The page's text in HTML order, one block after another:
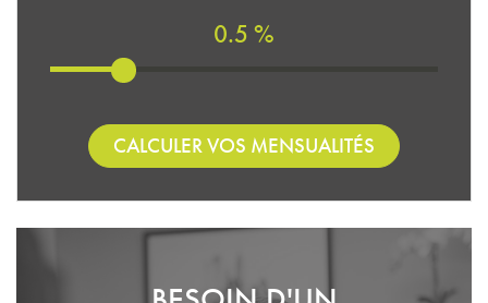
0.5 %
CALCULER VOS MENSUALITÉS